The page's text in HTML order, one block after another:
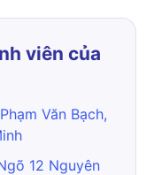
viên của
Văn Bạch,
12 Nguyên